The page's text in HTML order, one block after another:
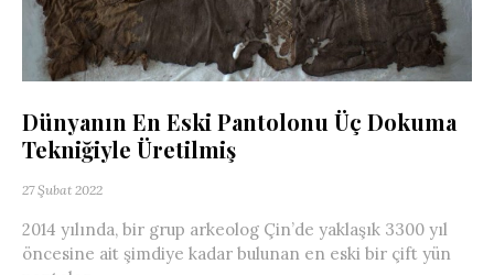
Dünyanın En Eski Pantolonu Üç Dokuma
Tekniğiyle Üretilmiş
27 Şubat 2022
2014 yılında, bir grup arkeolog Çin’de yaklaşık 3300 yıl
öncesine ait şimdiye kadar bulunan en eski bir çift yün